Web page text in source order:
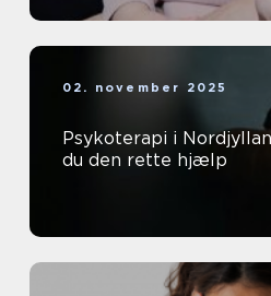
02. november 2025
Psykoterapi i
du den rette hjælp